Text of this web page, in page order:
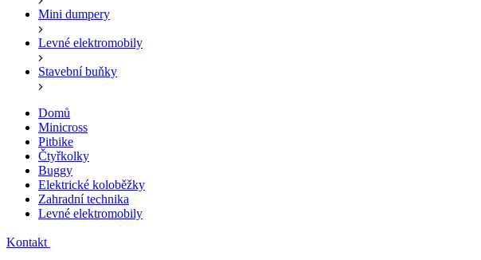
Mini dumpery
Levné elektromobily
Stavební buňky
Domů
Minicross
Pitbike
Čtyřkolky
Buggy
Elektrické koloběžky
Zahradní technika
Levné elektromobily
Kontakt